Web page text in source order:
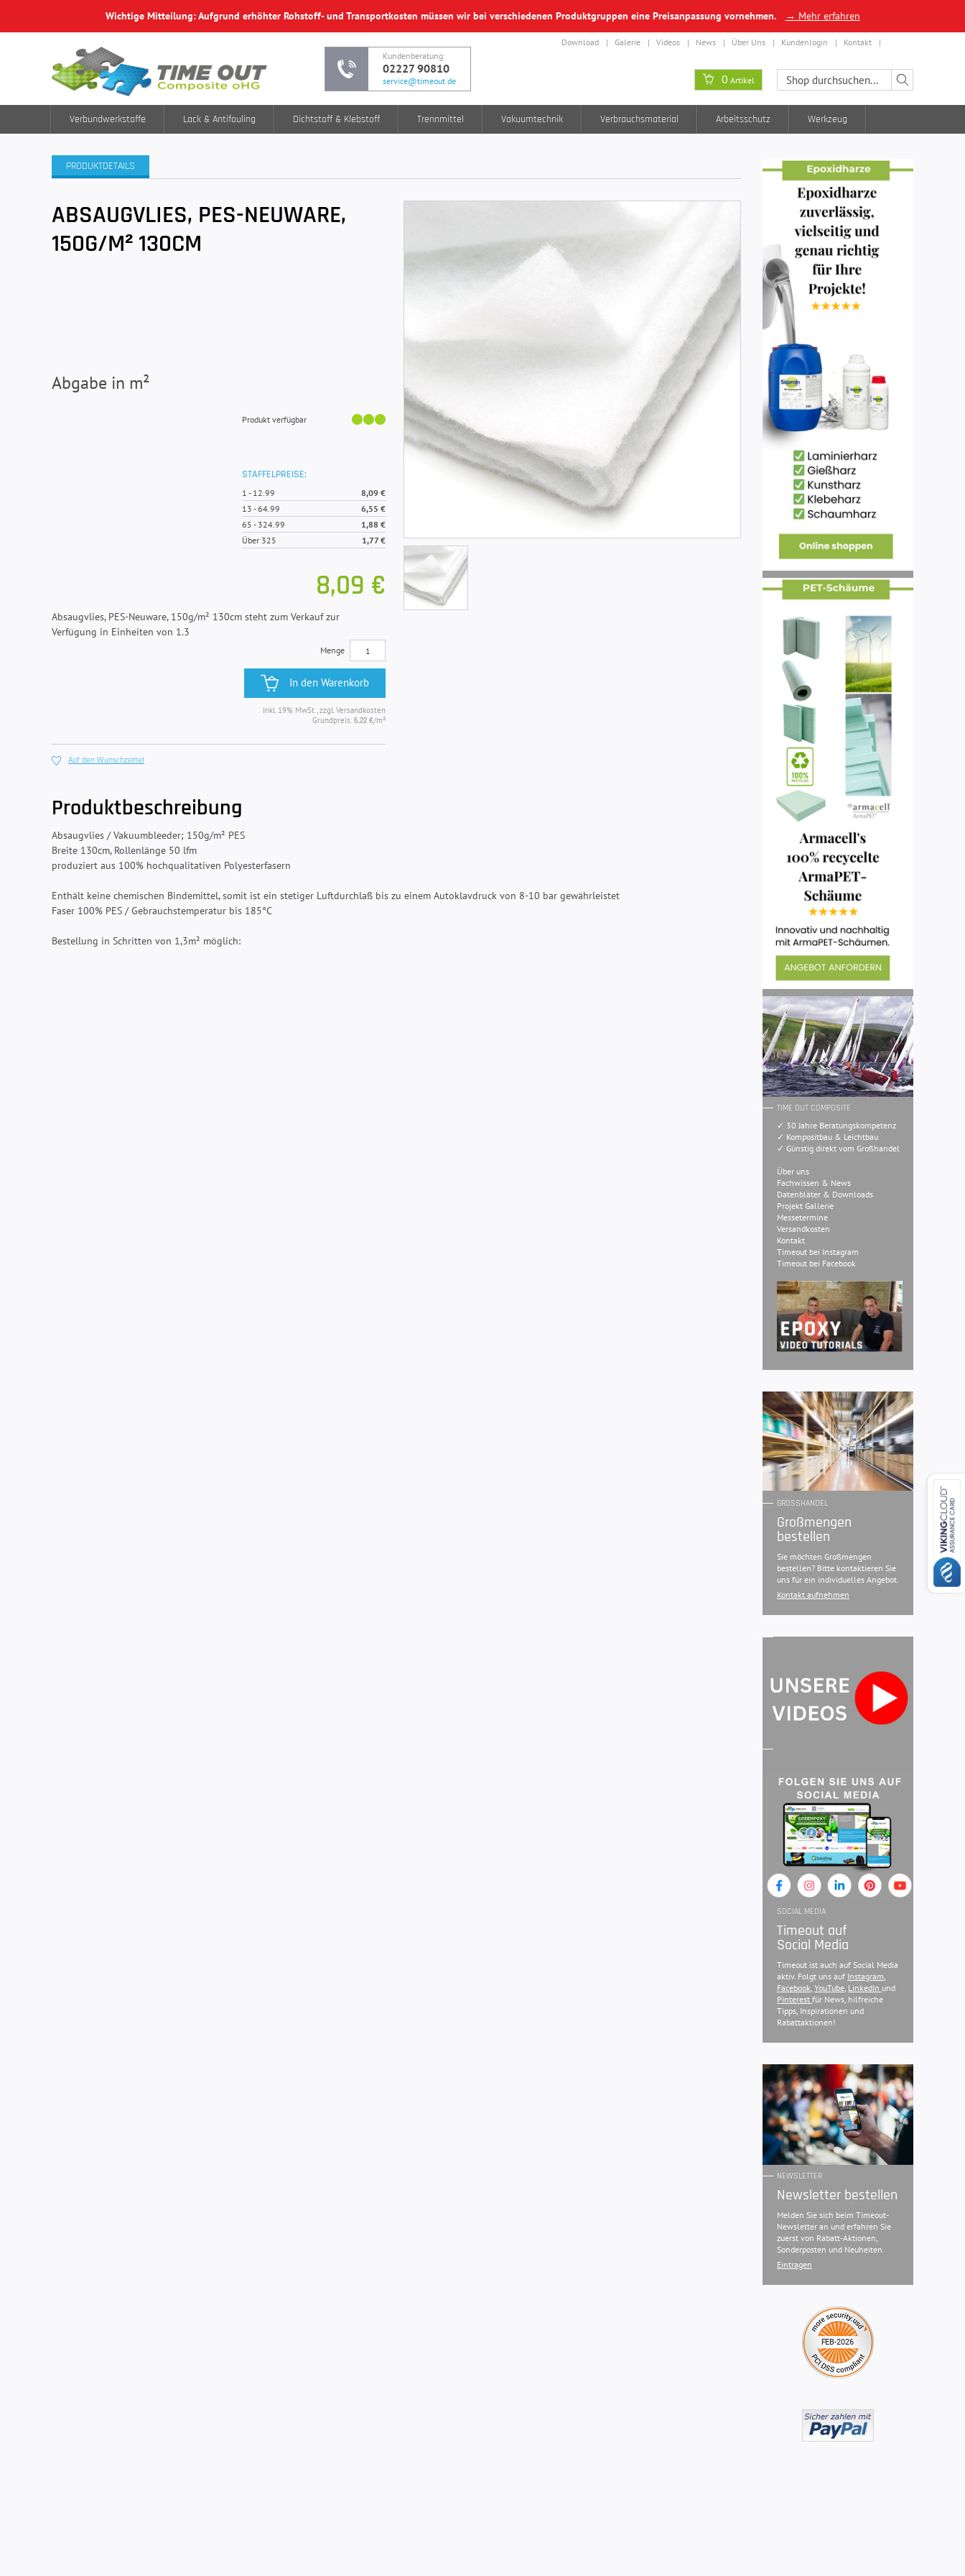
Wichtige Mitteilung: Aufgrund erhöhter Rohstoff- und Transportkosten müssen wir bei verschiedenen Produktgruppen eine Preisanpassung vornehmen. → Mehr erfahren
Kundenberatung:
02227 90810
service@timeout.de
Download Galerie Videos News Über Uns Kundenlogin Kontakt
0 Artikel
Verbundwerkstoffe Lack & Antifouling Dichtstoff & Klebstoff Trennmittel Vakuumtechnik Verbrauchsmaterial Arbeitsschutz Werkzeug
PRODUKTDETAILS
ABSAUGVLIES, PES-NEUWARE,
150G/M² 130CM
Abgabe in m²
Produkt verfügbar
STAFFELPREISE:
1 - 12.99
8,09 €
13 -64.99
6,55 €
65 - 324.99
1,88 €
Über 325
1,77 €
8,09 €
Absaugvlies, PES-Neuware, 150g/m² 130cm steht zum Verkauf zur
Verfügung in Einheiten von 1.3
Menge
In den Warenkorb
Inkl. 19% MwSt., zzgl. Versandkosten
Grundpreis: 6,22 €/m²
Auf den Wunschzettel
Produktbeschreibung
Absaugvlies / Vakuumbleeder; 150g/m² PES
Breite 130cm, Rollenlänge 50 lfm
produziert aus 100% hochqualitativen Polyesterfasern
Enthält keine chemischen Bindemittel, somit ist ein stetiger Luftdurchlaß bis zu einem Autoklavdruck von 8-10 bar gewährleistet
Faser 100% PES / Gebrauchstemperatur bis 185°C
Bestellung in Schritten von 1,3m² möglich:
TIME OUT COMPOSITE
✓ 30 Jahre Beratungskompetenz
✓ Kompositbau & Leichtbau
✓ Günstig direkt vom Großhandel
Über uns
Fachwissen & News
Datenbläter & Downloads
Projekt Gallerie
Messetermine
Versandkosten
Kontakt
Timeout bei Instagram
Timeout bei Facebook
GROSSHANDEL
Großmengen
bestellen
Sie möchten Großmengen
bestellen? Bitte kontaktieren Sie
uns für ein individuelles Angebot.
Kontakt aufnehmen
SOCIAL MEDIA
Timeout auf
Social Media
Timeout ist auch auf Social Media
aktiv. Folgt uns auf Instagram,
Facebook, YouTube, LinkedIn und
Pinterest für News, hilfreiche
Tipps, Inspirationen und
Rabattaktionen!
NEWSLETTER
Newsletter bestellen
Melden Sie sich beim Timeout-
Newsletter an und erfahren Sie
zuerst von Rabatt-Aktionen,
Sonderposten und Neuheiten.
Eintragen